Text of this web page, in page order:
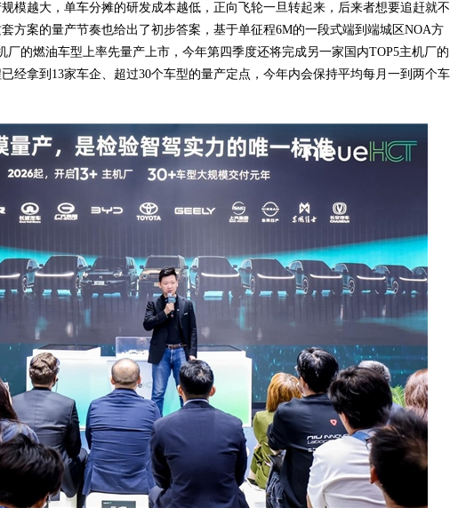
模越大，单车分摊的研发成本越低，正向飞轮一旦转起来，后来者想要追赶就不
方案的量产节奏也给出了初步答案，基于单征程6M的一段式端到端城区NOA方
厂的燃油车型上率先量产上市，今年第四季度还将完成另一家国内TOP5主机厂的
经拿到13家车企、超过30个车型的量产定点，今年内会保持平均每月一到两个车